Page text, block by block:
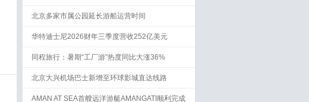
北京多家市属公园延长游船运营时间
华特迪士尼2026财年三季度营收252亿美元
同程旅行：暑期“工厂游”热度同比大涨36%
北京大兴机场巴士新增至环球影城直达线路
AMAN AT SEA首艘远洋游艇AMANGATI顺利完成